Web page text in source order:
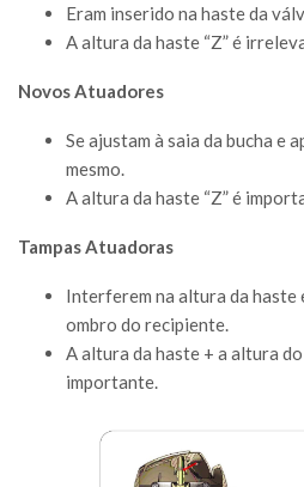
Eram inserido na haste da
A altura da haste “Z” é
Novos Atuadores
Se ajustam à saia da bucha e
mesmo.
A altura da haste “Z” é
Tampas Atuadoras
Interferem na altura da haste
ombro do recipiente.
A altura da haste + a altura
importante.